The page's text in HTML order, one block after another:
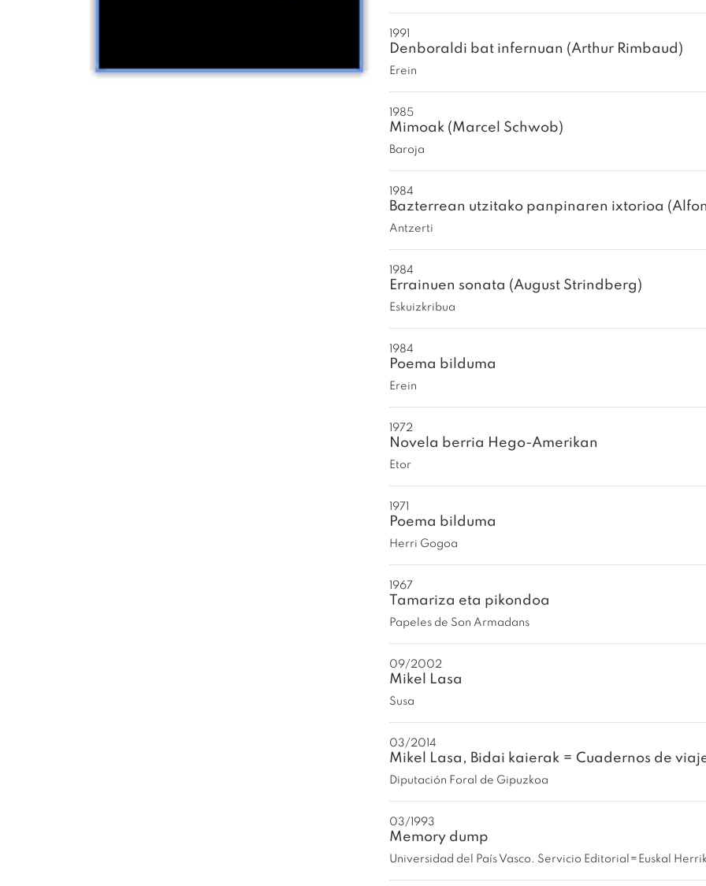
1991
Denboraldi bat infernuan (Arthur Rimbaud)
Erein
1985
Mimoak (Marcel Schwob)
Baroja
1984
Bazterrean utzitako panpinaren ixtorioa
Antzerti
1984
Errainuen sonata (August Strindberg)
Eskuizkribua
1984
Poema bilduma
Erein
1972
Novela berria Hego-Amerikan
Etor
1971
Poema bilduma
Herri Gogoa
1967
Tamariza eta pikondoa
Papeles de Son Armadans
09/2002
Mikel Lasa
Susa
03/2014
Mikel Lasa, Bidai kaierak = Cuadernos de
Diputación Foral de Gipuzkoa
03/1993
Memory dump
Universidad del País Vasco. Servicio Editorial=Euskal